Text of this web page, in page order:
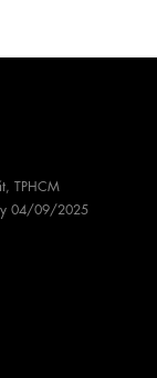
TPHCM
04/09/2025